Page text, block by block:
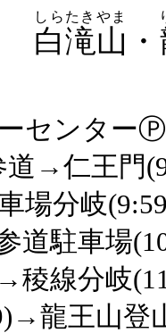
白滝山
しらたきやま
・
センター
→仁王門
場分岐
道駐車場
稜線分岐
龍王山登